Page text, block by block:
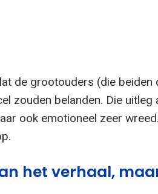
de grootouders (die beiden
zouden belanden. Die
ook emotioneel zeer
het verhaal,